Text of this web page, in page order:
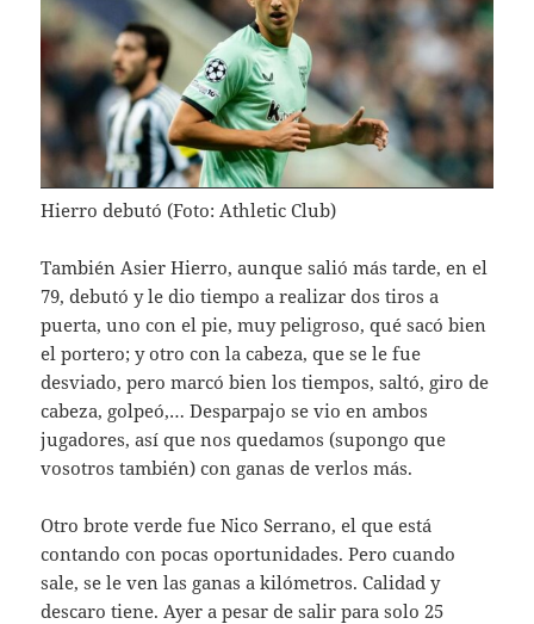
Hierro debutó (Foto: Athletic Club)
También Asier Hierro, aunque salió más tarde, en el
79, debutó y le dio tiempo a realizar dos tiros a
puerta, uno con el pie, muy peligroso, qué sacó bien
el portero; y otro con la cabeza, que se le fue
desviado, pero marcó bien los tiempos, saltó, giro de
cabeza, golpeó,… Desparpajo se vio en ambos
jugadores, así que nos quedamos (supongo que
vosotros también) con ganas de verlos más.
Otro brote verde fue Nico Serrano, el que está
contando con pocas oportunidades. Pero cuando
sale, se le ven las ganas a kilómetros. Calidad y
descaro tiene. Ayer a pesar de salir para solo 25